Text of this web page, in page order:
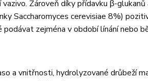
Zároveň díky přídavku β-
Saccharomyces cerevisiae 8%)
zejména v období línání nebo
a vnitřnosti, hydrolyzované drůbeží